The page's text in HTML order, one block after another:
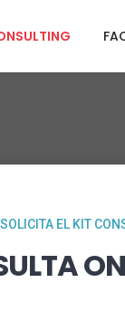
SOLICITA EL KIT